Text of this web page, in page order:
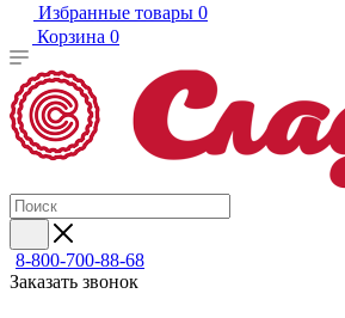
Избранные товары 0
Корзина 0
8-800-700-88-68
Заказать звонок